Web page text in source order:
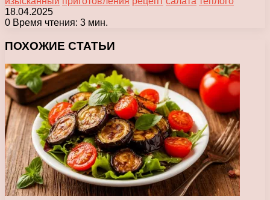
18.04.2025
0 Время чтения: 3 мин.
ПОХОЖИЕ СТАТЬИ